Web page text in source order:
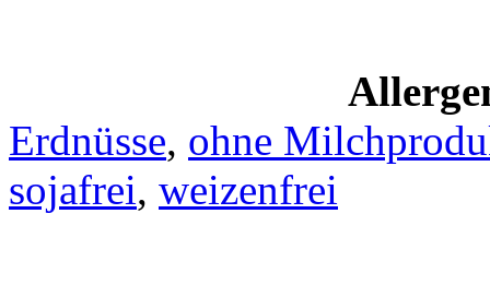
Erdnüsse, ohne
sojafrei, weizenfrei